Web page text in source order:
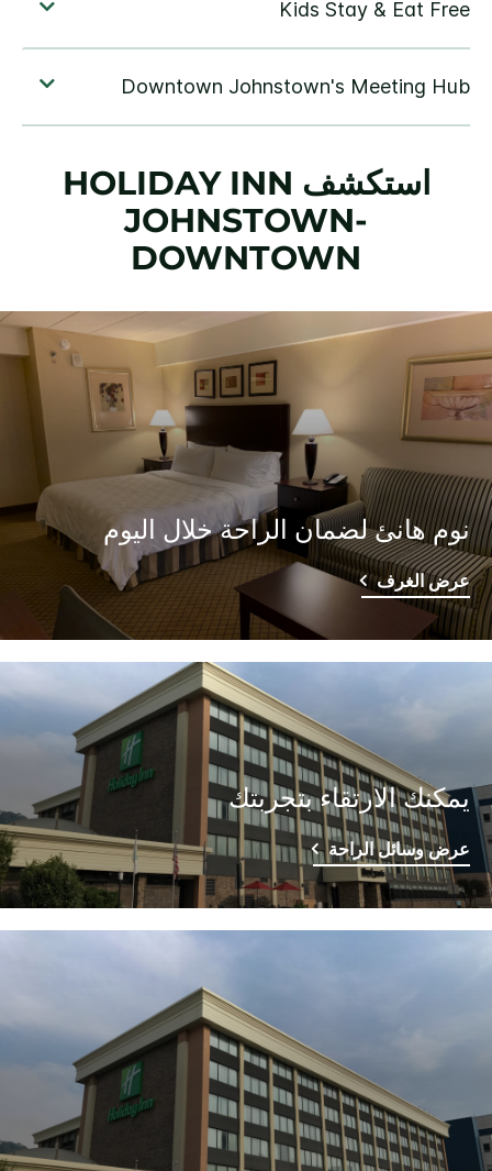
استكشف HOLIDAY INN
JOHNSTOWN-
DOWNTOWN
نوم هانئ لضمان الراحة خلال اليوم
عرض الغرف
يمكنك الارتقاء بتجربتك
عرض وسائل الراحة